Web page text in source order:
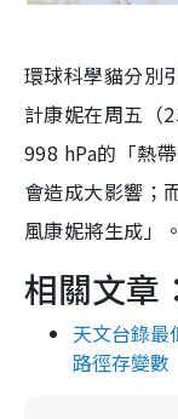
環球科學貓分別
計康妮在周五（
998 hPa的「熱
會造成大影響；
風康妮將生成」。
相關文章
天文台錄最
路徑存變數